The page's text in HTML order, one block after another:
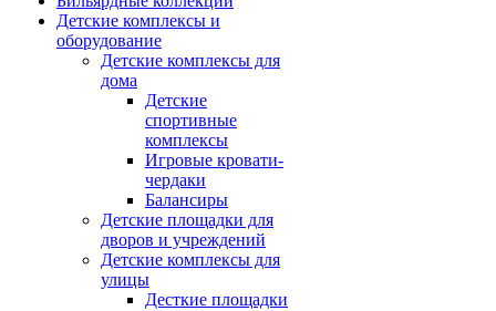
Детские комплексы и
оборудование
Детские комплексы для
дома
Детские
спортивные
комплексы
Игровые кровати-
чердаки
Балансиры
Детские площадки для
дворов и учреждений
Детские комплексы для
улицы
Десткие площадки